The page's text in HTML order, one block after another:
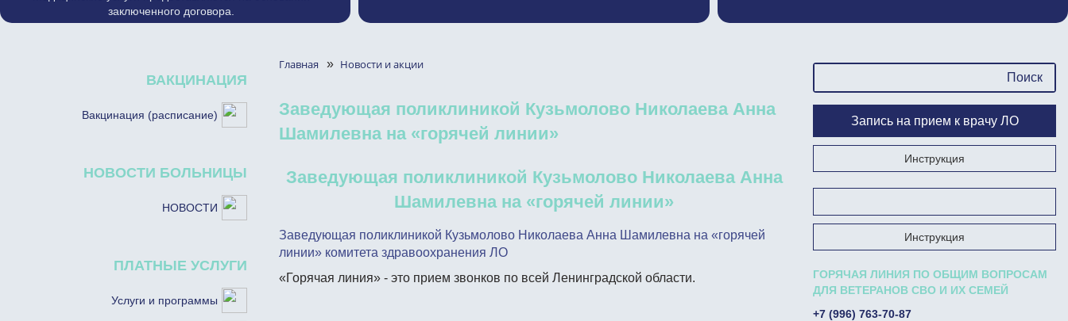
заключенного договора.
ВАКЦИНАЦИЯ
Вакцинация (расписание)
НОВОСТИ БОЛЬНИЦЫ
НОВОСТИ
ПЛАТНЫЕ УСЛУГИ
Услуги и программы
Главная » Новости и акции
Заведующая поликлиникой Кузьмолово Николаева Анна
Шамилевна на «горячей линии»
Заведующая поликлиникой Кузьмолово Николаева Анна
Шамилевна на «горячей линии»
Заведующая поликлиникой Кузьмолово Николаева Анна Шамилевна на «горячей
линии» комитета здравоохранения ЛО
«Горячая линия» - это прием звонков по всей Ленинградской области.
Запись на прием к врачу ЛО
Инструкция
Инструкция
ГОРЯЧАЯ ЛИНИЯ ПО ОБЩИМ ВОПРОСАМ
ДЛЯ ВЕТЕРАНОВ СВО И ИХ СЕМЕЙ
+7 (996) 763-70-87